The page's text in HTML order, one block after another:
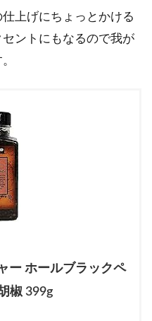
上げにちょっとかける
ントにもなるので我が
ー ホールブラックペ
椒 399g